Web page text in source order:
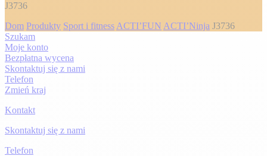
J3736
Dom Produkty Sport i fitness ACTI’FUN ACTI’Ninja J3736
Szukam
Moje konto
Bezpłatna wycena
Skontaktuj się z nami
Telefon
Zmień kraj
Kontakt
Skontaktuj się z nami
Telefon